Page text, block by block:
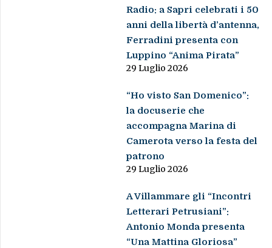
Radio: a Sapri celebrati i 50
anni della libertà d’antenna,
Ferradini presenta con
Luppino “Anima Pirata”
29 Luglio 2026
“Ho visto San Domenico”:
la docuserie che
accompagna Marina di
Camerota verso la festa del
patrono
29 Luglio 2026
A Villammare gli “Incontri
Letterari Petrusiani”:
Antonio Monda presenta
“Una Mattina Gloriosa”